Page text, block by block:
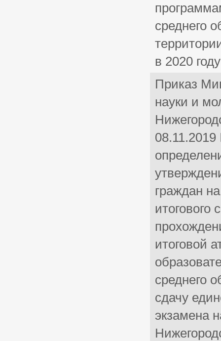
среднего
в 2020 году
Приказ
науки и
граждан
итогового
итоговой
среднего
сдачу
экзамена